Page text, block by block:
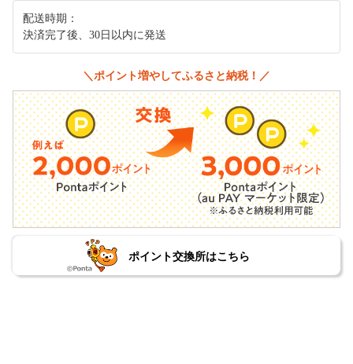
配送時期：
決済完了後、30日以内に発送
＼ポイント増やしてふるさと納税！／
ポイント交換所はこちら